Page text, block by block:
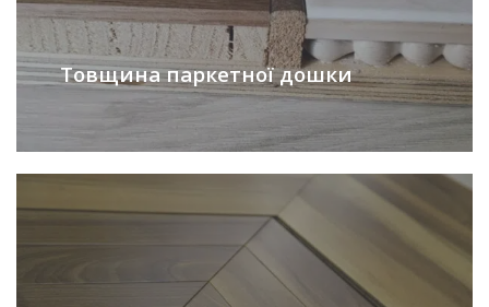
Товщина паркетної дошки